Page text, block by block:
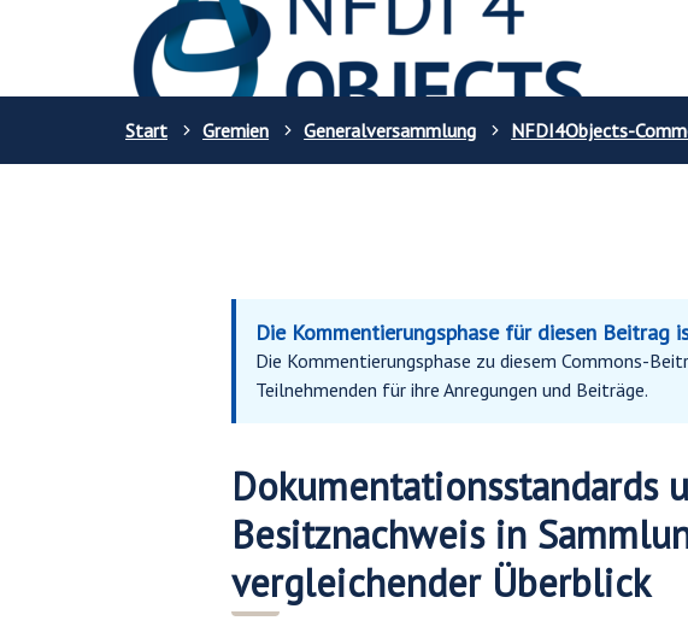
Start Gremien Generalversammlung NFDI4Objects-
Die Kommentierungsphase für diesen Beitrag
Die Kommentierungsphase zu diesem Commons-
Teilnehmenden für ihre Anregungen und Beiträge.
Dokumentationsstandards
Besitznachweis in
vergleichender Überblick